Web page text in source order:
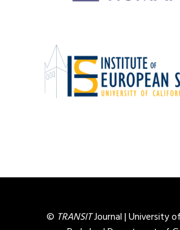
© TRANSITJournal |University